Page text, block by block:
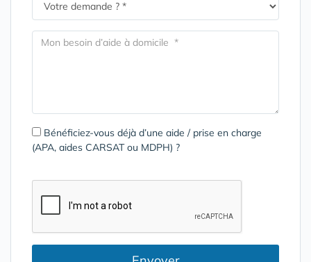
Bénéficiez-vous déjà d’une aide / prise en charge
(APA, aides CARSAT ou MDPH) ?